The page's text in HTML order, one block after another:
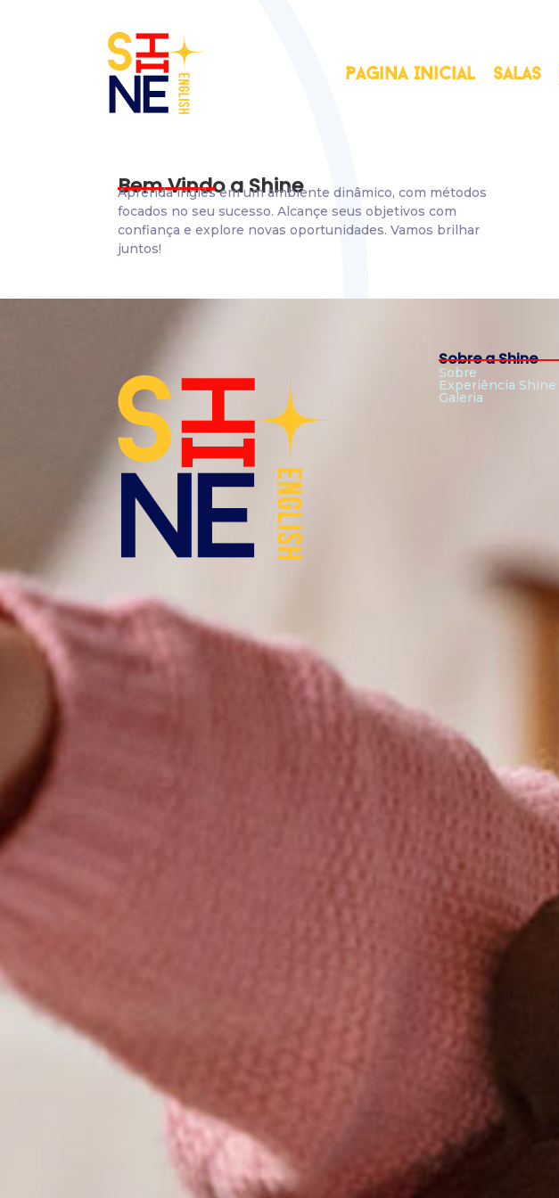
Pagina Inicial Salas
Bem Vindo a Shine
Aprenda inglês em um ambiente dinâmico, com métodos
focados no seu sucesso. Alcançe seus objetivos com
confiança e explore novas oportunidades. Vamos brilhar
juntos!
Sobre a Shine
Sobre
Experiência Shine
Galeria